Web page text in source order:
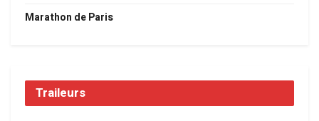
Marathon de Paris
Traileurs